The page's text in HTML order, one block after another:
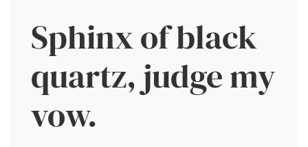
Sphinx of black
quartz, judge my
vow.